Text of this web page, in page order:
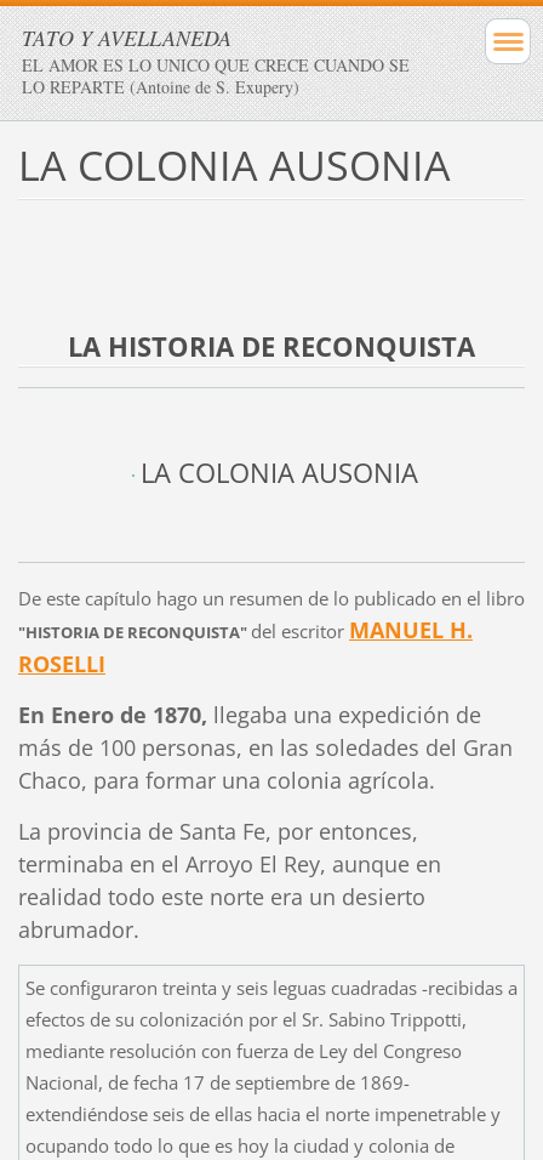
TATO Y AVELLANEDA
EL AMOR ES LO UNICO QUE CRECE CUANDO SE
LO REPARTE (Antoine de S. Exupery)
LA COLONIA AUSONIA
LA HISTORIA DE RECONQUISTA
LA COLONIA AUSONIA
De este capítulo hago un resumen de lo publicado en el libro
"HISTORIA DE RECONQUISTA" del escritor MANUEL H.
ROSELLI
En Enero de 1870, llegaba una expedición de
más de 100 personas, en las soledades del Gran
Chaco, para formar una colonia agrícola.
La provincia de Santa Fe, por entonces,
terminaba en el Arroyo El Rey, aunque en
realidad todo este norte era un desierto
abrumador.
Se configuraron treinta y seis leguas cuadradas -recibidas a
efectos de su colonización por el Sr. Sabino Trippotti,
mediante resolución con fuerza de Ley del Congreso
Nacional, de fecha 17 de septiembre de 1869-
extendiéndose seis de ellas hacia el norte impenetrable y
ocupando todo lo que es hoy la ciudad y colonia de